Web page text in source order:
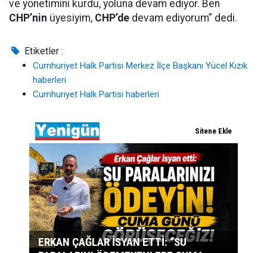
ve yönetimini kurdu, yoluna devam ediyor. Ben
CHP’nin üyesiyim, CHP’de devam ediyorum” dedi.
Etiketler :
Cumhuriyet Halk Partisi Merkez İlçe Başkanı Yücel Kızık
haberleri
Cumhuriyet Halk Partisi haberleri